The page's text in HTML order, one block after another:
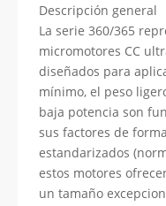
Descripción general
La serie 360/365
micromotores CC
diseñados para
mínimo, el peso
baja potencia son
sus factores de
estandarizados
estos motores
un tamaño